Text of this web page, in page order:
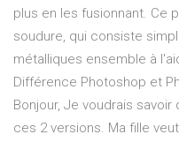
plus en les fusionnant. Ce
soudure, qui consiste
métalliques ensemble à
Différence Photoshop et
Bonjour, Je voudrais
ces 2 versions. Ma fille